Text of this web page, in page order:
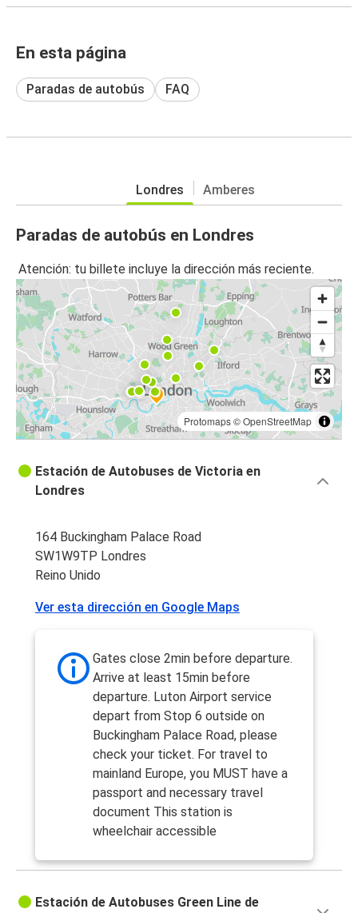
En esta página
Paradas de autobús FAQ
Londres Amberes
Paradas de autobús en Londres
Atención: tu billete incluye la dirección más reciente.
Protomaps©OpenStreetMap
Estación de Autobuses de Victoria en
Londres
164 Buckingham Palace Road
SW1W9TP Londres
Reino Unido
Ver esta dirección en Google Maps
Gates close 2min before departure.
Arrive at least 15min before
departure. Luton Airport service
depart from Stop 6 outside on
Buckingham Palace Road, please
check your ticket. For travel to
mainland Europe, you MUST have a
passport and necessary travel
document This station is
wheelchair accessible
Estación de Autobuses Green Line de